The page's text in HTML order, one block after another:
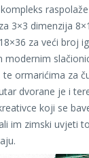
3×3 dimenzija
za veći broj
modernim
te ormarićima za
dvorane je i
koji se
im zimski uvjeti